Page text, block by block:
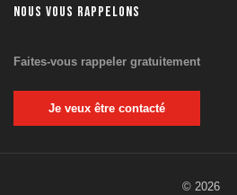
Boxe
DISPORTEX SAV
NOUS VOUS RAPPELONS
Faites-vous rappeler gratuitement
Je veux être contacté
© 2026